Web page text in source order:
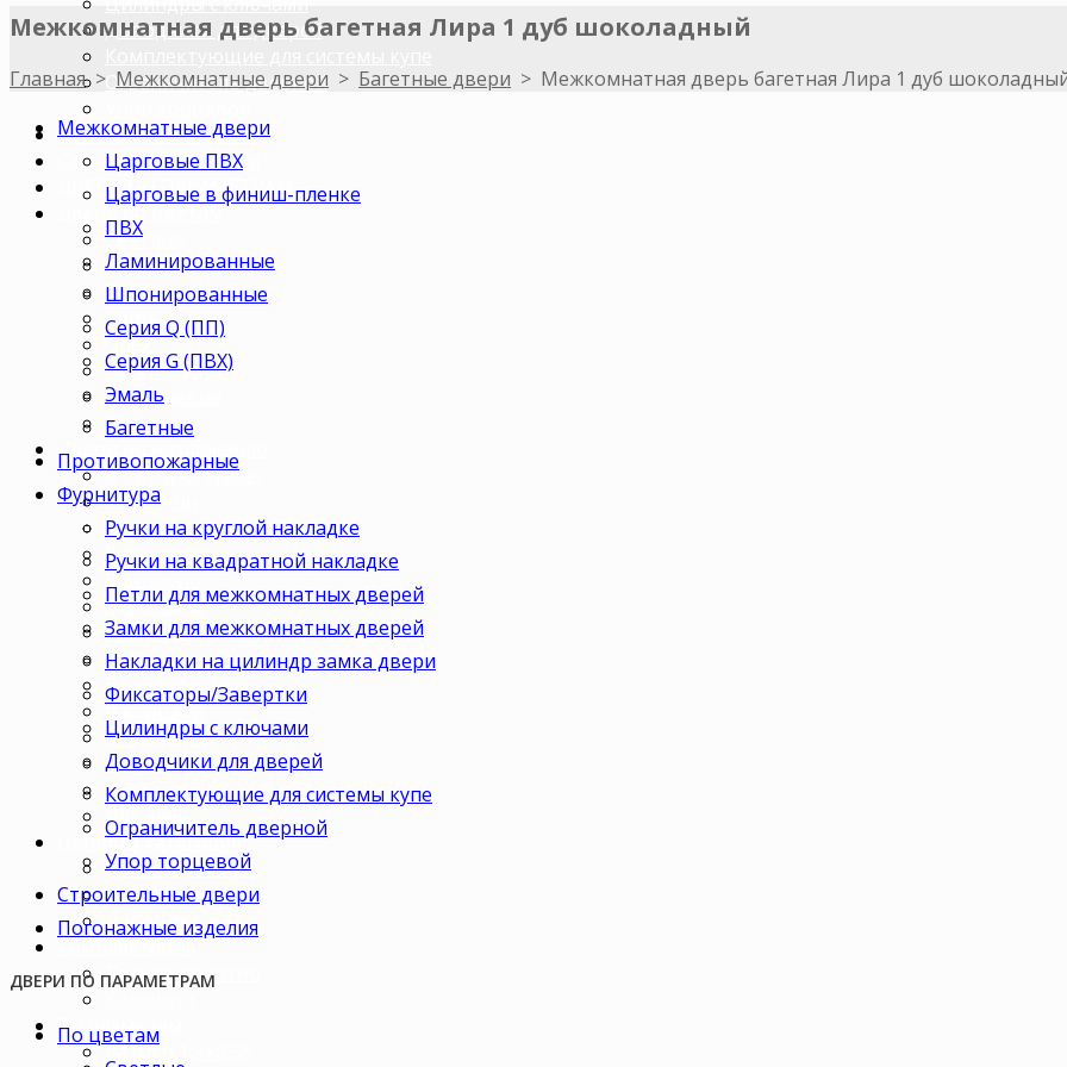
Доводчики для дверей
Ограничитель дверной
Погонажные изделия
Строительные двери
ДВЕРИ ПО ПАРАМЕТРАМ
Двери по цветам
Светлые
Темные
Бежевые
Венге
Орех
Беленый дуб
Коричневые
Серые
Двери по назначению
В ванную/туалет
Для кухни
В комнату
В кабинет
В детскую
В спальню
В гостиную
В зал
В гардеробную
В коридор
В кладовку
В офис
В коттедж
Для дачи
Ценовая категория
Двери премиум
Двери стандарт
Двери эконом
Только полотно
По размерам
Размер 1,9×0,55
Межкомнатная дверь багетная Лира 1 дуб шоколадный
Главная> Межкомнатные двери > Багетные двери > Межкомнатная дверь багетная Лира 1 дуб
Межкомнатные двери
Царговые ПВХ
Царговые в финиш-пленке
ПВХ
Ламинированные
Шпонированные
Серия Q (ПП)
Серия G (ПВХ)
Эмаль
Багетные
Противопожарные
Фурнитура
Ручки на круглой накладке
Ручки на квадратной накладке
Петли для межкомнатных дверей
Замки для межкомнатных дверей
Накладки на цилиндр замка двери
Фиксаторы/Завертки
Цилиндры с ключами
Доводчики для дверей
Комплектующие для системы купе
Ограничитель дверной
Упор торцевой
Строительные двери
Погонажные изделия
ДВЕРИ ПО ПАРАМЕТРАМ
По цветам